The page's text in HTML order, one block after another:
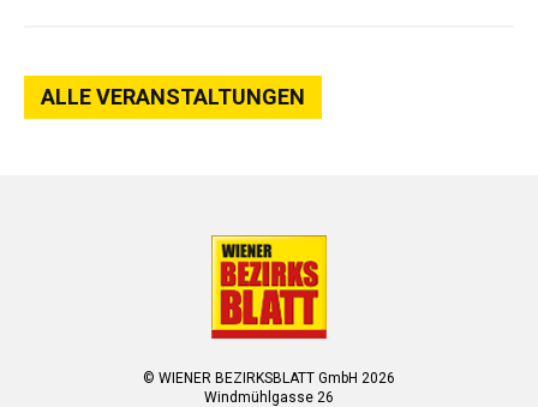
ALLE VERANSTALTUNGEN
© WIENER BEZIRKSBLATT GmbH 2026
Windmühlgasse 26